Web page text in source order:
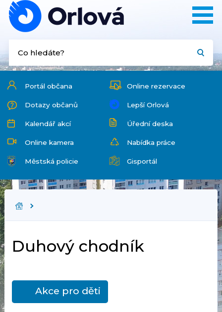
Portál občana Online rezervace
Dotazy občanů Lepší Orlová
Kalendář akcí Úřední deska
Online kamera Nabídka práce
Městská policie Gisportál
Duhový chodník
Akce pro děti